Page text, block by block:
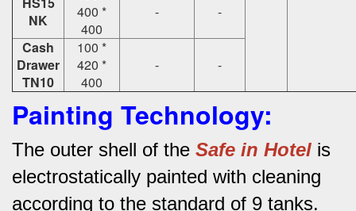
NK
400 *
400
-
-
Cash
Drawer
TN10
100 *
420 *
400
- -
Painting Technology:
The outer shell of the Safe in Hotel is
electrostatically painted with cleaning
according to the standard of 9 tanks.